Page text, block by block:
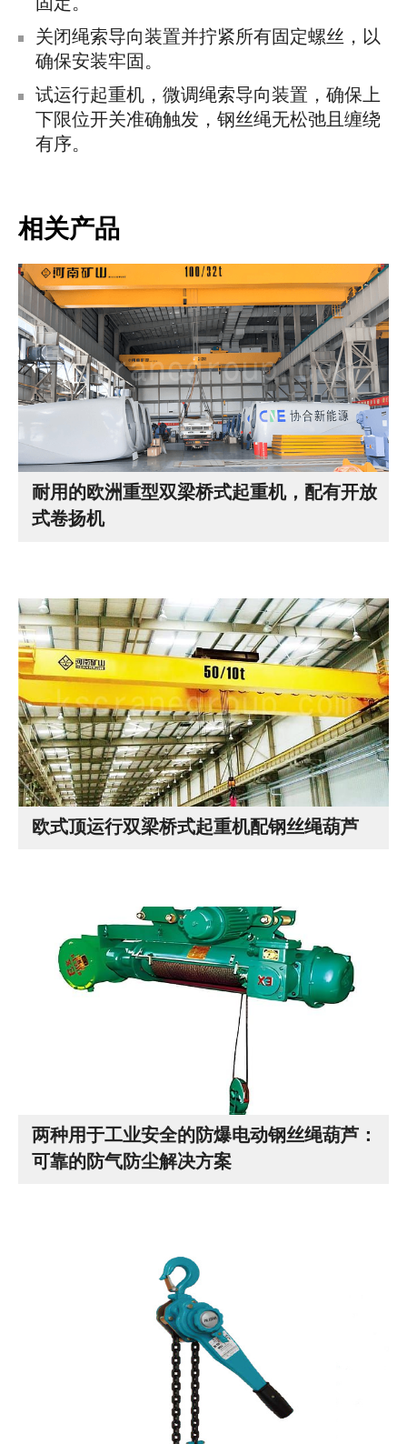
关闭绳索导向装置并拧紧所有固定螺丝，以
确保安装牢固。
试运行起重机，微调绳索导向装置，确保上
下限位开关准确触发，钢丝绳无松弛且缠绕
有序。
相关产品
耐用的欧洲重型双梁桥式起重机，配有开放
式卷扬机
欧式顶运行双梁桥式起重机配钢丝绳葫芦
两种用于工业安全的防爆电动钢丝绳葫芦：
可靠的防气防尘解决方案